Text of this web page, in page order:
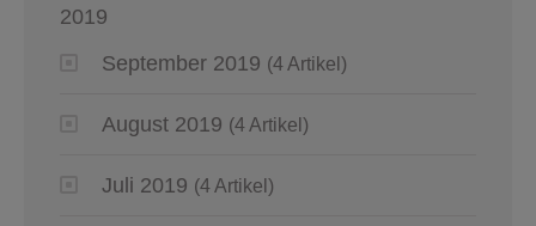
2019
September 2019 (4 Artikel)
August 2019 (4 Artikel)
Juli 2019 (4 Artikel)